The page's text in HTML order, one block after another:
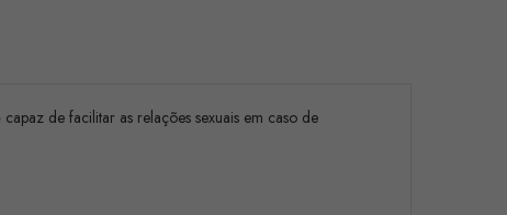
de facilitar as relações sexuais em caso de